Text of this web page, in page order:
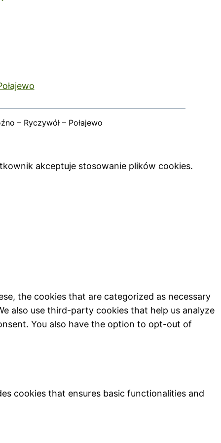
– Ryczywół – Połajewo
akceptuje stosowanie plików cookies.
the cookies that are categorized as necessary
also use third-party cookies that help us analyze
You also have the option to opt-out of
cookies that ensures basic functionalities and